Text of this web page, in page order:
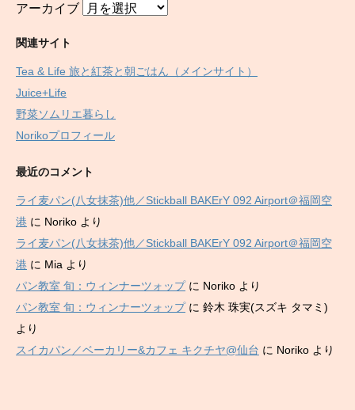
アーカイブ
関連サイト
Tea & Life 旅と紅茶と朝ごはん（メインサイト）
Juice+Life
野菜ソムリエ暮らし
Norikoプロフィール
最近のコメント
ライ麦パン(八女抹茶)他／Stickball BAKErY 092 Airport＠福岡空
港 に Noriko より
ライ麦パン(八女抹茶)他／Stickball BAKErY 092 Airport＠福岡空
港 に Mia より
パン教室 旬：ウィンナーツォップに Noriko より
パン教室 旬：ウィンナーツォップに 鈴木 珠実(スズキ タマミ)
より
スイカパン／ベーカリー&カフェ キクチヤ@仙台 に Noriko より